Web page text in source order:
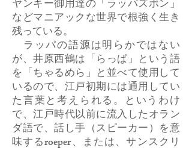
ヤンキー御用達の「ラッパズボン」
などマニアックな世界で根強く生き
残っている。
ラッパの語源は明らかではない
が、井原西鶴は「らっぱ」という語
を「ちゃるめら」と並べて使用して
いるので、江戸初期には通用してい
た言葉と考えられる。というわけ
で、江戸時代以前に流入したオラン
ダ語で、話し手（スピーカー）を意
味するroeper、または、サンスクリ